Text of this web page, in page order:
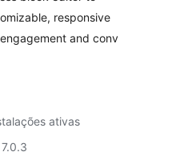
responsive
and conv
ativas